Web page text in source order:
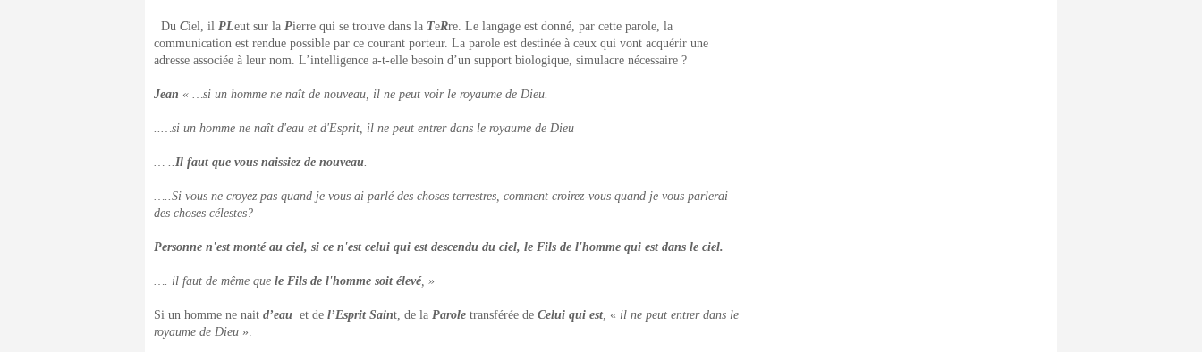
Du Ciel, il PLeut sur la Pierre qui se trouve dans la TeRre. Le langage est donné, par cette parole, la
communication est rendue possible par ce courant porteur. La parole est destinée à ceux qui vont acquérir une
adresse associée à leur nom. L’intelligence a-t-elle besoin d’un support biologique, simulacre nécessaire ?
Jean « …si un homme ne naît de nouveau, il ne peut voir le royaume de Dieu.
..…si un homme ne naît d'eau et d'Esprit, il ne peut entrer dans le royaume de Dieu
… ..Il faut que vous naissiez de nouveau.
…..Si vous ne croyez pas quand je vous ai parlé des choses terrestres, comment croirez-vous quand je vous parlerai
des choses célestes?
Personne n'est monté au ciel, si ce n'est celui qui est descendu du ciel, le Fils de l'homme qui est dans le ciel.
…. il faut de même que le Fils de l'homme soit élevé, »
Si un homme ne nait d’eau et de l’Esprit Saint, de la Parole transférée de Celui qui est, « il ne peut entrer dans le
royaume de Dieu ».